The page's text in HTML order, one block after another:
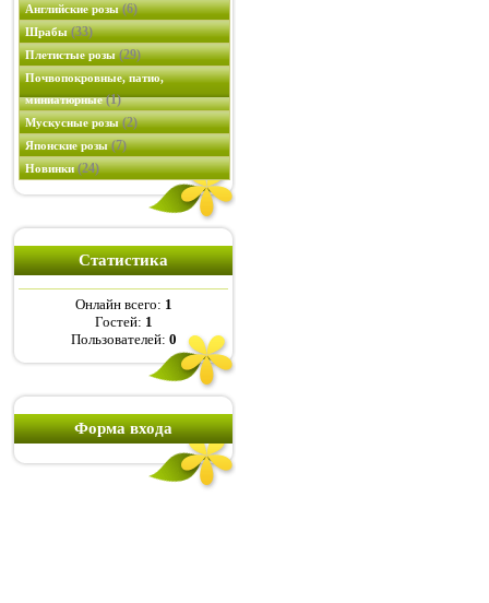
Английские розы(6)
Шрабы(33)
Плетистые розы(29)
Почвопокровные, патио,
миниатюрные(1)
Мускусные розы(2)
Японские розы(7)
Новинки(24)
Статистика
Онлайн всего: 1
Гостей: 1
Пользователей: 0
Форма входа